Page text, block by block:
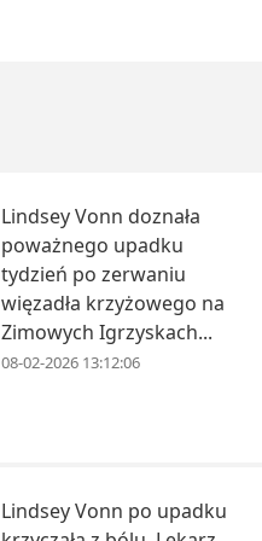
Lindsey Vonn doznała
poważnego upadku
tydzień po zerwaniu
więzadła krzyżowego na
Zimowych Igrzyskach...
08-02-2026 13:12:06
Lindsey Vonn po upadku